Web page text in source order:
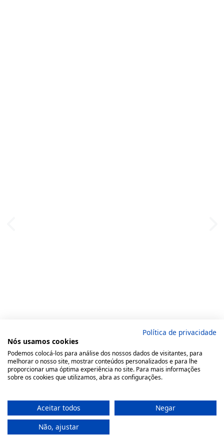
Política de privacidade
Nós usamos cookies
Podemos colocá-los para análise dos nossos dados de visitantes, para
melhorar o nosso site, mostrar conteúdos personalizados e para lhe
proporcionar uma óptima experiência no site. Para mais informações
sobre os cookies que utilizamos, abra as configurações.
Aceitar todos
Negar
Não, ajustar